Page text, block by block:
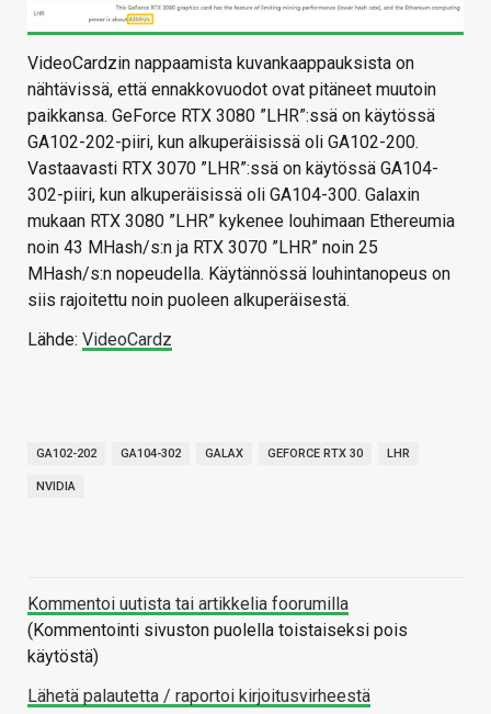
VideoCardzin nappaamista kuvankaappauksista on
nähtävissä, että ennakkovuodot ovat pitäneet muutoin
paikkansa. GeForce RTX 3080 ”LHR”:ssä on käytössä
GA102-202-piiri, kun alkuperäisissä oli GA102-200.
Vastaavasti RTX 3070 ”LHR”:ssä on käytössä GA104-
302-piiri, kun alkuperäisissä oli GA104-300. Galaxin
mukaan RTX 3080 ”LHR” kykenee louhimaan Ethereumia
noin 43 MHash/s:n ja RTX 3070 ”LHR” noin 25
MHash/s:n nopeudella. Käytännössä louhintanopeus on
siis rajoitettu noin puoleen alkuperäisestä.
Lähde: VideoCardz
GA102-202 GA104-302 GALAX GEFORCE RTX 30 LHR
NVIDIA
Kommentoi uutista tai artikkelia foorumilla
(Kommentointi sivuston puolella toistaiseksi pois
käytöstä)
Lähetä palautetta / raportoi kirjoitusvirheestä